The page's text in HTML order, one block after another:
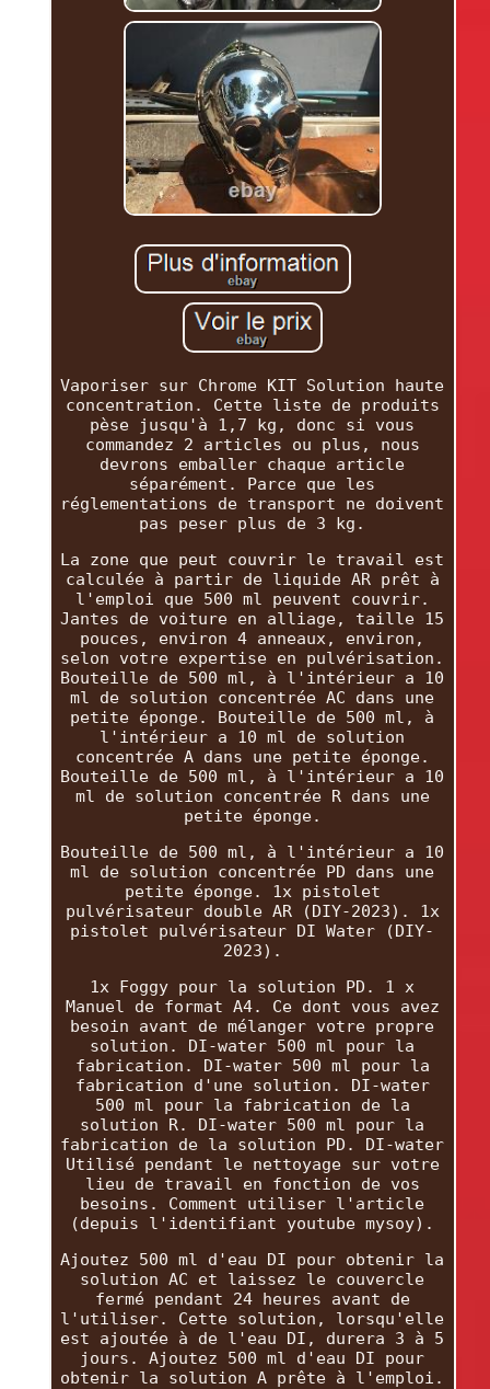
Vaporiser sur Chrome KIT Solution haute
concentration. Cette liste de produits
pèse jusqu'à 1,7 kg, donc si vous
commandez 2 articles ou plus, nous
devrons emballer chaque article
séparément. Parce que les
réglementations de transport ne doivent
pas peser plus de 3 kg.
La zone que peut couvrir le travail est
calculée à partir de liquide AR prêt à
l'emploi que 500 ml peuvent couvrir.
Jantes de voiture en alliage, taille 15
pouces, environ 4 anneaux, environ,
selon votre expertise en pulvérisation.
Bouteille de 500 ml, à l'intérieur a 10
ml de solution concentrée AC dans une
petite éponge. Bouteille de 500 ml, à
l'intérieur a 10 ml de solution
concentrée A dans une petite éponge.
Bouteille de 500 ml, à l'intérieur a 10
ml de solution concentrée R dans une
petite éponge.
Bouteille de 500 ml, à l'intérieur a 10
ml de solution concentrée PD dans une
petite éponge. 1x pistolet
pulvérisateur double AR (DIY-2023). 1x
pistolet pulvérisateur DI Water (DIY-
2023).
1x Foggy pour la solution PD. 1 x
Manuel de format A4. Ce dont vous avez
besoin avant de mélanger votre propre
solution. DI-water 500 ml pour la
fabrication. DI-water 500 ml pour la
fabrication d'une solution. DI-water
500 ml pour la fabrication de la
solution R. DI-water 500 ml pour la
fabrication de la solution PD. DI-water
Utilisé pendant le nettoyage sur votre
lieu de travail en fonction de vos
besoins. Comment utiliser l'article
(depuis l'identifiant youtube mysoy).
Ajoutez 500 ml d'eau DI pour obtenir la
solution AC et laissez le couvercle
fermé pendant 24 heures avant de
l'utiliser. Cette solution, lorsqu'elle
est ajoutée à de l'eau DI, durera 3 à 5
jours. Ajoutez 500 ml d'eau DI pour
obtenir la solution A prête à l'emploi.